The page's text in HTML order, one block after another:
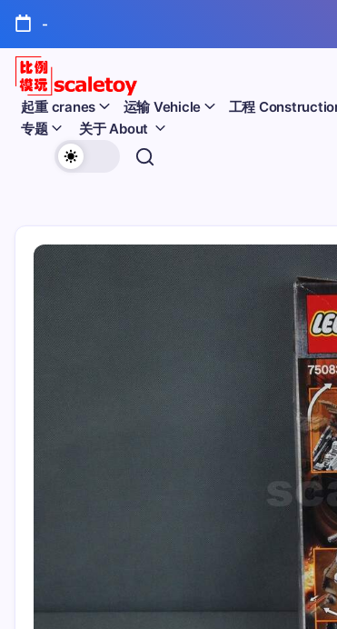
正
-
比
例
玩
具
天
地
起重 cranes 运输 Vehicle 工程
专题
关于 About
比
例
模
型
玩
天
地！